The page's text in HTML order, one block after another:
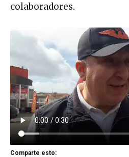
colaboradores.
Comparte esto: